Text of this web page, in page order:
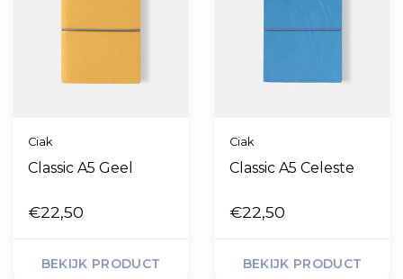
Ciak
Classic A5 Geel
€22,50
BEKIJK PRODUCT
Ciak
Classic A5 Celeste
€22,50
BEKIJK PRODUCT